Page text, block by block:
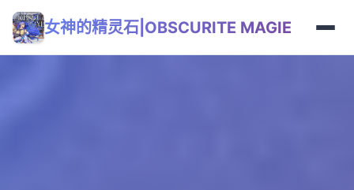
女神的精灵石|OBSCURITE MAGIE